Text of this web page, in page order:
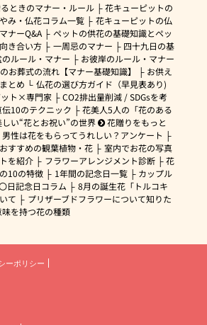
ときのマナー・ルール
花キューピットの
み・仏花コラム一覧
花キューピットの仏
ナーQ&A
ペットの供花の基礎知識とペッ
き合い方
一周忌のマナー
四十九日の基
のルール・マナー
お彼岸のルール・マナー
お葬式の流れ【マナー基礎知識】
お供え
とめ
仏花の選び方ガイド（早見表あり)
ト×専門家
CO2排出量削減 / SDGsを考
伝10のテクニック
花美人5人の「花のある
しい“花とお祝い”の世界
花贈りをもっと
男性は花をもらってうれしい？アンケート
すすめの観葉植物・花
室内でお花の写真
を紹介
フラワーアレンジメント診断
花
10の特徴
1年間の記念日一覧
カップル
日記念日コラム
8月の誕生花「トルコキ
て
プリザーブドフラワーについて知りた
を持つ花の種類
ーポリシー